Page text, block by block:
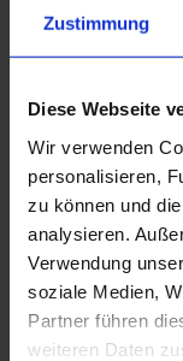
Zustimmung
Diese Webseite
Wir verwenden
personalisieren,
zu können und
analysieren.
Verwendung
soziale Medien,
Partner führen
weiteren Daten